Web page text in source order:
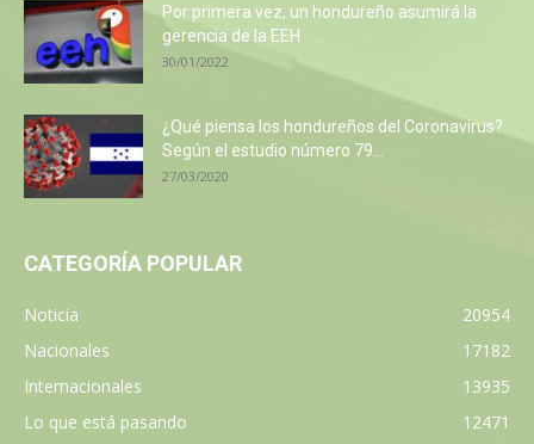
Por primera vez, un hondureño asumirá la
gerencia de la EEH
30/01/2022
¿Qué piensa los hondureños del Coronavirus?
Según el estudio número 79...
27/03/2020
CATEGORÍA POPULAR
Noticia
20954
Nacionales
17182
Internacionales
13935
Lo que está pasando
12471